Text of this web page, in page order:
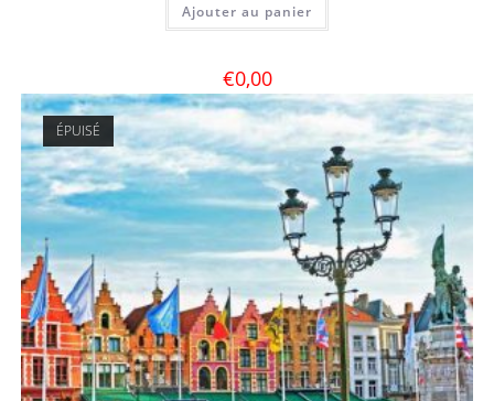
Ajouter au panier
€0,00
ÉPUISÉ